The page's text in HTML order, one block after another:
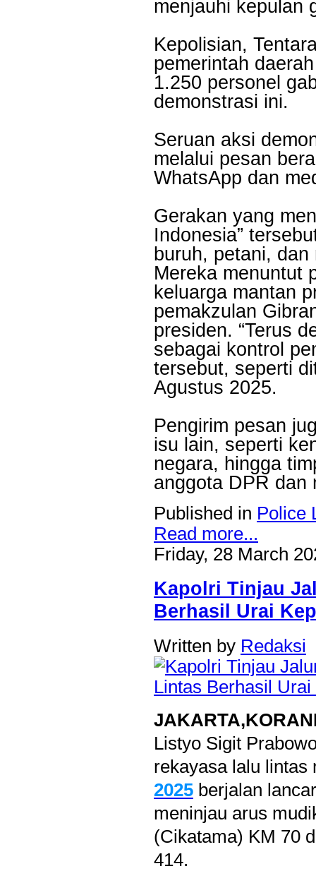
menjauhi kepulan
Kepolisian,
pemerintah
1.250 personel
demonstrasi ini.
Seruan aksi
melalui pesan
WhatsApp dan
Gerakan yang
Indonesia”
buruh, petani,
Mereka menuntut
keluarga mantan
pemakzulan
presiden. “Terus
sebagai kontrol
tersebut, seperti
Agustus 2025.
Pengirim pesan
isu lain, seperti
negara, hingga
anggota DPR dan
Published in Police
Read more...
Friday, 28 March
Kapolri Tinjau
Berhasil Urai
Written by Redaksi
Listyo Sigit
rekayasa lalu
2025 berjalan
meninjau arus
(Cikatama) KM 70
414.